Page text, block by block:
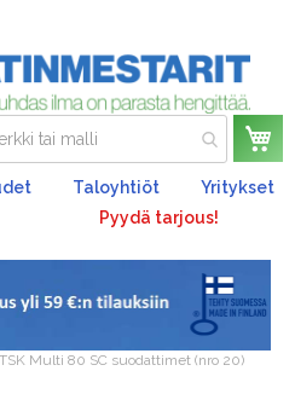
Taloyhtiöt
Yritykset
Pyydä tarjous!
Multi 80 SC suodattimet (nro 20)